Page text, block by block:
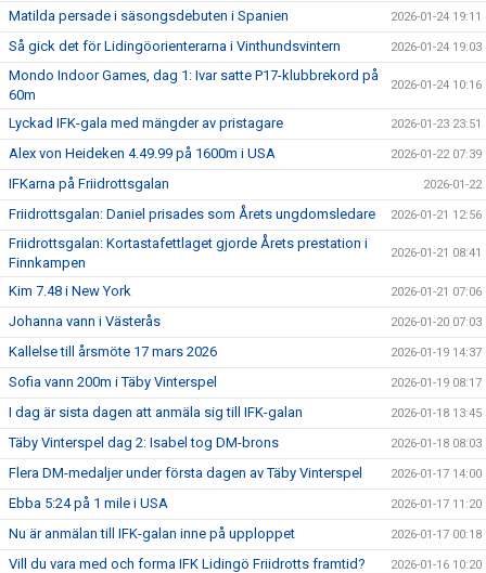
Matilda persade i säsongsdebuten i Spanien 2026-01-24 19:11
Så gick det för Lidingöorienterarna i Vinthundsvintern 2026-01-24 19:03
Mondo Indoor Games, dag 1: Ivar satte P17-klubbrekord på
60m
2026-01-24 10:16
Lyckad IFK-gala med mängder av pristagare 2026-01-23 23:51
Alex von Heideken 4.49.99 på 1600m i USA 2026-01-22 07:39
IFKarna på Friidrottsgalan 2026-01-22
Friidrottsgalan: Daniel prisades som Årets ungdomsledare 2026-01-21 12:56
Friidrottsgalan: Kortastafettlaget gjorde Årets prestation i
Finnkampen
2026-01-21 08:41
Kim 7.48 i New York 2026-01-21 07:06
Johanna vann i Västerås 2026-01-20 07:03
Kallelse till årsmöte 17 mars 2026 2026-01-19 14:37
Sofia vann 200m i Täby Vinterspel 2026-01-19 08:17
I dag är sista dagen att anmäla sig till IFK-galan 2026-01-18 13:45
Täby Vinterspel dag 2: Isabel tog DM-brons 2026-01-18 08:03
Flera DM-medaljer under första dagen av Täby Vinterspel 2026-01-17 14:00
Ebba 5:24 på 1 mile i USA 2026-01-17 11:20
Nu är anmälan till IFK-galan inne på upploppet 2026-01-17 00:18
Vill du vara med och forma IFK Lidingö Friidrotts framtid? 2026-01-16 10:20